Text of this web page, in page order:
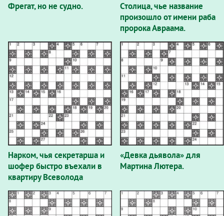
Фрегат, но не судно.
Столица, чье название
произошло от имени раба
пророка Авраама.
Нарком, чья секретарша и
шофер быстро въехали в
квартиру Всеволода
Мейерхольда и Зинаиды
Райх после трагической
гибели прошлых хозяев.
«Девка дьявола» для
Мартина Лютера.